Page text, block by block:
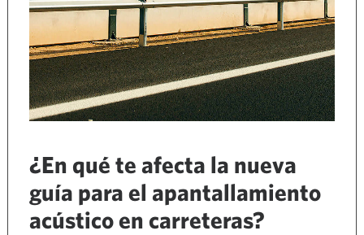
¿En qué te afecta la nueva
guía para el apantallamiento
acústico en carreteras?